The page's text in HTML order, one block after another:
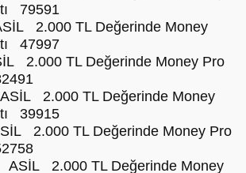
79591
2.000 TL Değerinde Money
47997
2.000 TL Değerinde Money Pro
2.000 TL Değerinde Money
39915
2.000 TL Değerinde Money Pro
ASİL 2.000 TL Değerinde Money